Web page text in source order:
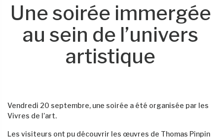
Une soirée immergée
au sein de l’univers
artistique
Vendredi 20 septembre, une soirée a été organisée par les
Vivres de l’art.
Les visiteurs ont pu découvrir les œuvres de Thomas Pinpin